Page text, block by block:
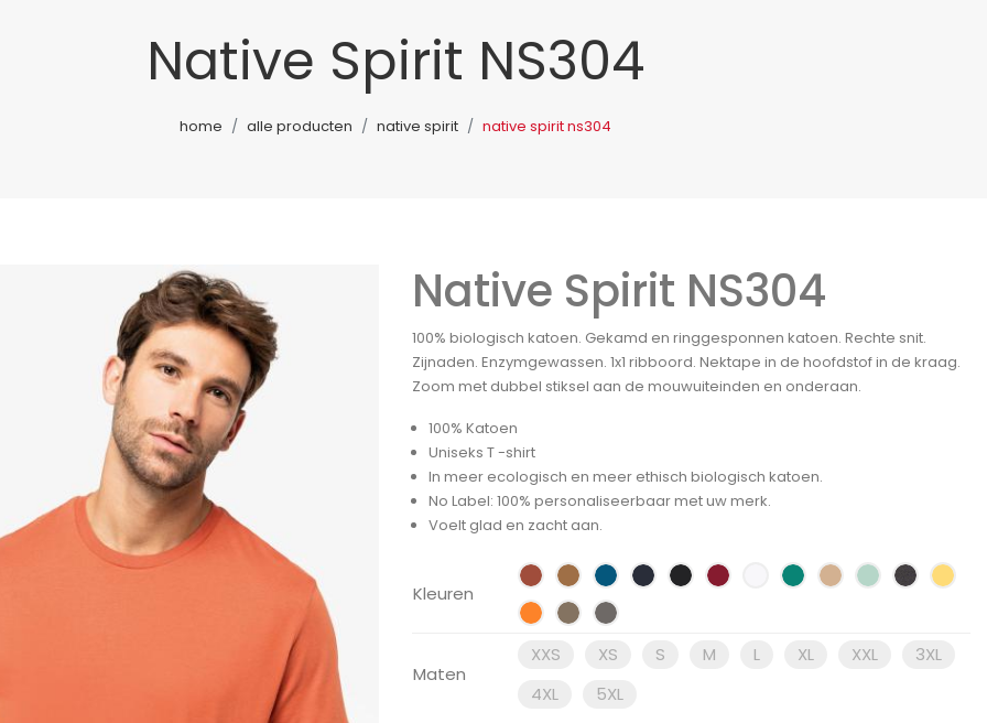
Native Spirit NS304
home alle producten native spirit native spirit ns304
Native Spirit NS304
100% biologisch katoen. Gekamd en ringgesponnen katoen. Rechte snit.
Zijnaden. Enzymgewassen. 1x1 ribboord. Nektape in de hoofdstof in de kraag.
Zoom met dubbel stiksel aan de mouwuiteinden en onderaan.
100% Katoen
Uniseks T -shirt
In meer ecologisch en meer ethisch biologisch katoen.
No Label: 100% personaliseerbaar met uw merk.
Voelt glad en zacht aan.
Kleuren
Maten
XXS XS S M L XL XXL
3XL
4XL
5XL